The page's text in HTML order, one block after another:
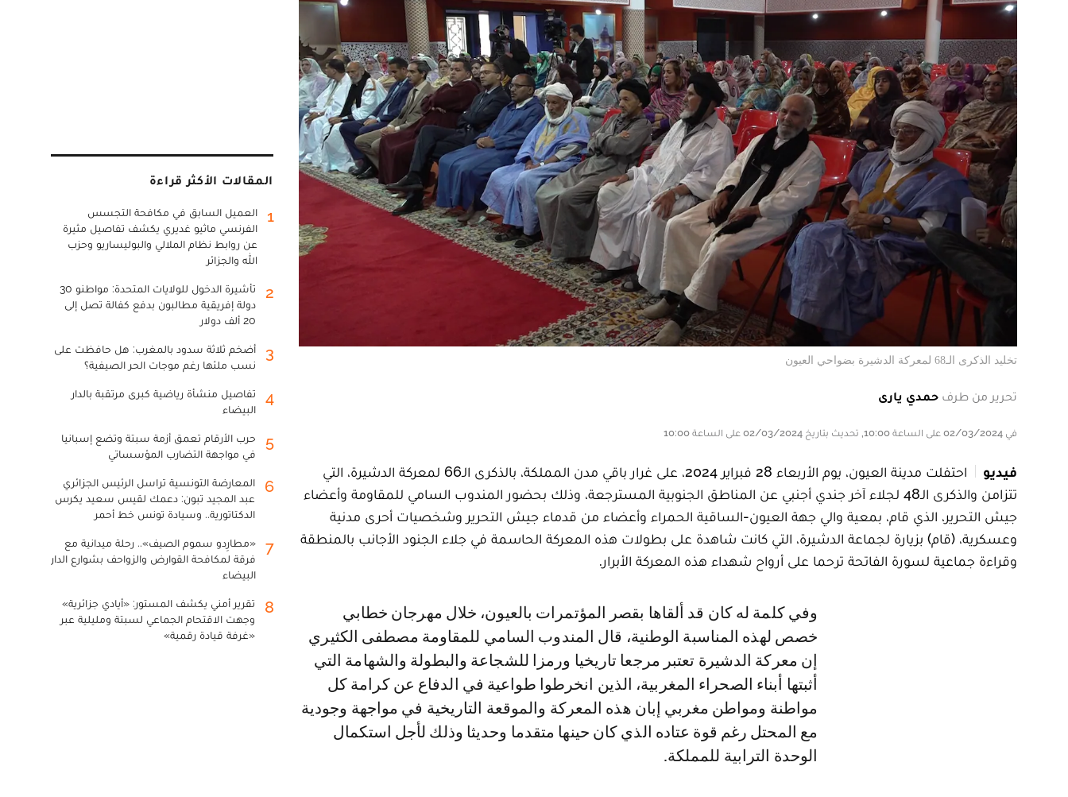
تخليد الذكرى الـ68 لمعركة الدشيرة بضواحي العيون
تحرير من طرف حمدي يارى
في 02/03/2024 على الساعة 10:00, تحديث بتاريخ 02/03/2024 على الساعة 10:00
فيديو
احتفلت مدينة العيون، يوم الأربعاء 28 فبراير 2024، على غرار باقي مدن المملكة، بالذكرى الـ66 لمعركة الدشيرة، التي
تتزامن والذكرى الـ48 لجلاء آخر جندي أجنبي عن المناطق الجنوبية المسترجعة، وذلك بحضور المندوب السامي للمقاومة وأعضاء
جيش التحرير، الذي قام، بمعية والي جهة العيون-الساقية الحمراء وأعضاء من قدماء جيش التحرير وشخصيات أحرى مدنية
وعسكرية، (قام) بزيارة لجماعة الدشيرة، التي كانت شاهدة على بطولات هذه المعركة الحاسمة في جلاء الجنود الأجانب بالمنطقة
وقراءة جماعية لسورة الفاتحة ترحما على أرواح شهداء هذه المعركة الأبرار.
وفي كلمة له كان قد ألقاها بقصر المؤتمرات بالعيون، خلال مهرجان خطابي
خصص لهذه المناسبة الوطنية، قال المندوب السامي للمقاومة مصطفى الكثيري
إن معركة الدشيرة تعتبر مرجعا تاريخيا ورمزا للشجاعة والبطولة والشهامة التي
أثبتها أبناء الصحراء المغربية، الذين انخرطوا طواعية في الدفاع عن كرامة كل
مواطنة ومواطن مغربي إبان هذه المعركة والموقعة التاريخية في مواجهة وجودية
مع المحتل رغم قوة عتاده الذي كان حينها متقدما وحديثا وذلك لأجل استكمال
الوحدة الترابية للمملكة.
المقالات الأكثر قراءة
1
العميل السابق في مكافحة التجسس
الفرنسي ماثيو غديري يكشف تفاصيل مثيرة
عن روابط نظام الملالي والبوليساريو وحزب
الله والجزائر
2
تأشيرة الدخول للولايات المتحدة: مواطنو 30
دولة إفريقية مطالبون بدفع كفالة تصل إلى
20 ألف دولار
3
أضخم ثلاثة سدود بالمغرب: هل حافظت على
نسب ملئها رغم موجات الحر الصيفية؟
4
تفاصيل منشأة رياضية كبرى مرتقبة بالدار
البيضاء
5
حرب الأرقام تعمق أزمة سبتة وتضع إسبانيا
في مواجهة التضارب المؤسساتي
6
المعارضة التونسية تراسل الرئيس الجزائري
عبد المجيد تبون: دعمك لقيس سعيد يكرس
الدكتاتورية.. وسيادة تونس خط أحمر
7
«مطارِدو سموم الصيف».. رحلة ميدانية مع
فرقة لمكافحة القوارض والزواحف بشوارع الدار
البيضاء
8
تقرير أمني يكشف المستور: «أيادي جزائرية»
وجهت الاقتحام الجماعي لسبتة ومليلية عبر
«غرفة قيادة رقمية»